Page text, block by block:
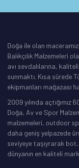
Doğa ile olan
Balıkçılık Malzemeleri
avı sevdalılarına,
sunmaktı. Kısa sürede
ekipmanları mağazası
2009 yılında
Doğa, Av ve Spor
malzemeleri, outdoor
daha geniş yelpazede
seviyeye taşıyrarak
dünyanın en kaliteli